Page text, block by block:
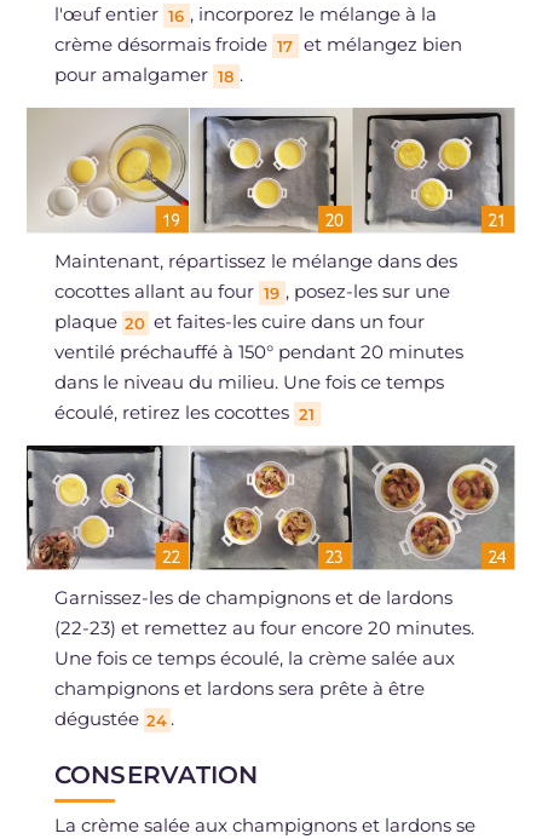
l'œuf entier 16 , incorporez le mélange à la
crème désormais froide 17 et mélangez bien
pour amalgamer 18 .
Maintenant, répartissez le mélange dans des
cocottes allant au four 19 , posez-les sur une
plaque 20 et faites-les cuire dans un four
ventilé préchauffé à 150° pendant 20 minutes
dans le niveau du milieu. Une fois ce temps
écoulé, retirez les cocottes 21
Garnissez-les de champignons et de lardons
(22-23) et remettez au four encore 20 minutes.
Une fois ce temps écoulé, la crème salée aux
champignons et lardons sera prête à être
dégustée 24 .
CONSERVATION
La crème salée aux champignons et lardons se